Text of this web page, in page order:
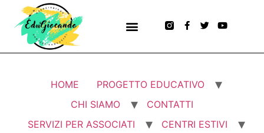
HOME
PROGETTO EDUCATIVO
CHI SIAMO
CONTATTI
SERVIZI PER ASSOCIATI
CENTRI ESTIVI